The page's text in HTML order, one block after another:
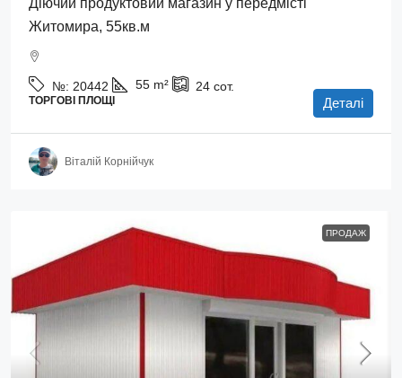
Діючий продуктовий магазин у передмісті
Житомира, 55кв.м
№: 20442 55 m² 24 сот.
ТОРГОВІ ПЛОЩІ Деталі
Віталій Корнійчук
ПРОДАЖ